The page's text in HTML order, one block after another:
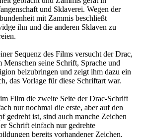
und Sklaverei. Wegen der
mit Zammis beschließt
ihn und die anderen Sklaven zu
Sequenz des Films versucht der Drac,
Menschen seine Schrift, Sprache und
beizubringen und zeigt ihm dazu ein
das Vorlage für diese Schriftart war.
Film die zweite Seite der Drac-Schrift
nur nochmal die erste, aber auf den
gedreht ist, sind auch manche Zeichen
Schrift einfach nur gedrehte
bereits vorhandener Zeichen.